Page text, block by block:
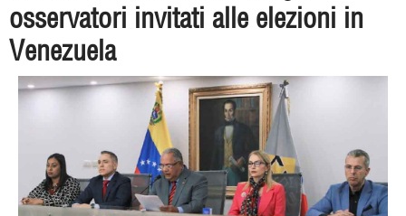
osservatori invitati alle elezioni in
Venezuela